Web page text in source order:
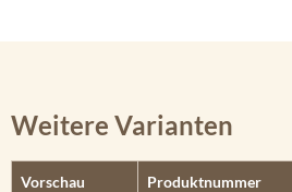
Weitere Varianten
Vorschau Produktnummer